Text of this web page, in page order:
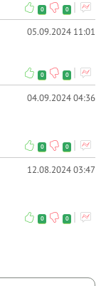
0 0
05.09.2024 11:01
0 0
04.09.2024 04:36
0 0
12.08.2024 03:47
0 0